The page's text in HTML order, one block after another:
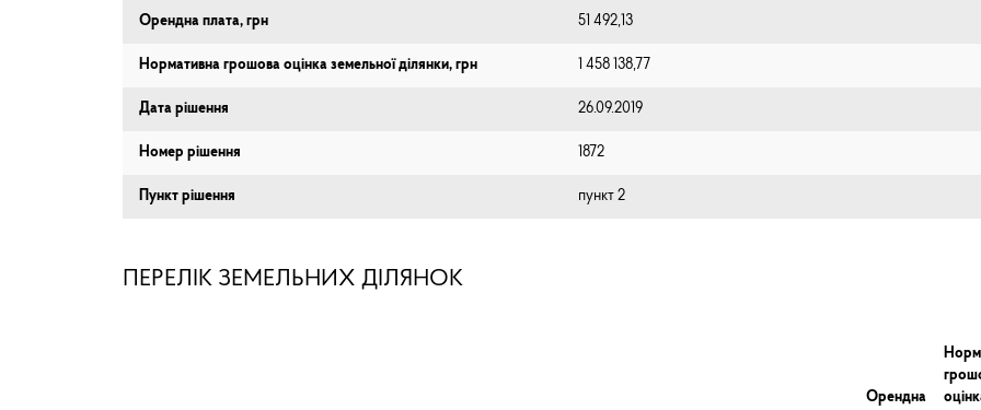
Орендна плата, грн 51 492,13
Нормативна грошова оцінка земельної ділянки, грн 1 458 138,77
Дата рішення 26.09.2019
Номер рішення 1872
Пункт рішення пункт 2
ПЕРЕЛІК ЗЕМЕЛЬНИХ ДІЛЯНОК
Орендна